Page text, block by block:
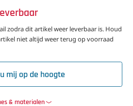
zodra dit artikel weer leverbaar is. Houd
niet altijd weer terug op voorraad
mij op de hoogte
& materialen